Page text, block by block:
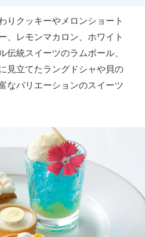
りクッキーやメロンショート
、レモンマカロン、ホワイト
伝統スイーツのラムボール、
見立てたラングドシャや貝の
なバリエーションのスイーツ